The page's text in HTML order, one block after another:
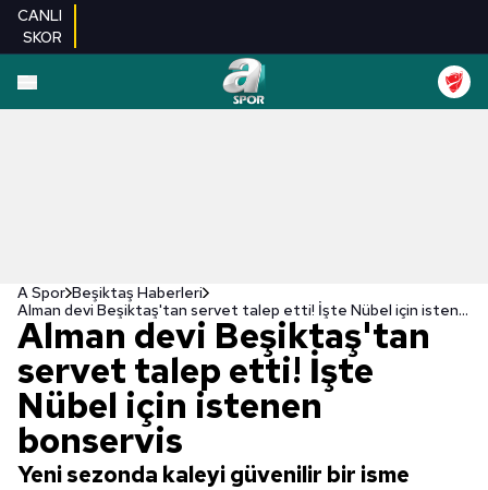
CANLI
SKOR
A Spor Beşiktaş Haberleri
Alman devi Beşiktaş'tan servet talep etti! İşte Nübel için istenen bonservis
Alman devi Beşiktaş'tan
servet talep etti! İşte
Nübel için istenen
bonservis
Yeni sezonda kaleyi güvenilir bir isme